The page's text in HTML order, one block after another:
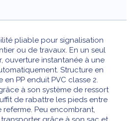
pliable pour signalisation
ou de travaux. En un seul
ouverture instantanée à une
Structure en
PP enduit PVC classe 2.
à son système de ressort
de rabattre les pieds entre
Peu encombrant,